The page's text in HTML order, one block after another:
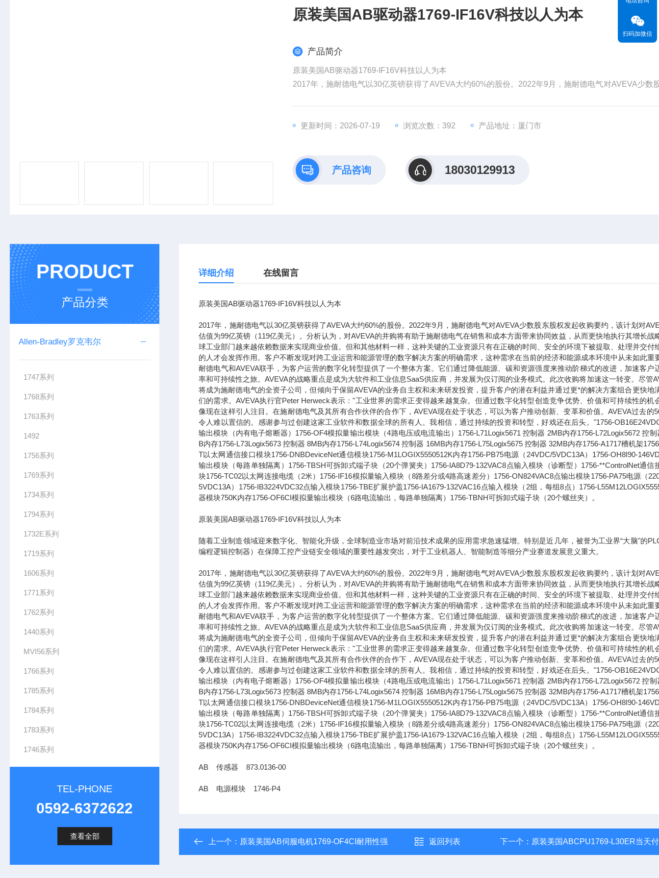
原装美国AB驱动器1769-IF16V科技以人为本
产品简介
原装美国AB驱动器1769-IF16V科技以人为本
2017年，施耐德电气以30亿英镑获得了AVEVA大约60%的股份。2022年9月，施耐德电气对AVEVA少数
全球工业部门越来越依赖数据来实现商业价值。但和其他材料一样
更新时间：2026-07-19 浏览次数：392 产品地址：厦门市
产品咨询 18030129913
PRODUCT
产品分类
Allen-Bradley罗克韦尔
1747系列
1768系列
1763系列
1492
1756系列
1769系列
1734系列
1794系列
1732E系列
1719系列
1606系列
1771系列
1762系列
1440系列
MVI56系列
1766系列
1785系列
1784系列
1783系列
1746系列
TEL-PHONE
0592-6372622
查看全部
详细介绍 在线留言
原装美国AB驱动器1769-IF16V科技以人为本
2017年，施耐德电气以30亿英镑获得了AVEVA大约60%的股份。2022年9月，施耐德电气对AVEVA少数股东股权发起收购要约，该计划对
估值为99亿英镑（119亿美元）。分析认为，对AVEVA的并购将有助于施耐德电气在销售和成本方面带来协同效益，从而更快地执行其增长战
球工业部门越来越依赖数据来实现商业价值。但和其他材料一样，这种关键的工业资源只有在正确的时间、安全的环境下被提取、处理并交付
的人才会发挥作用。客户不断发现对跨工业运营和能源管理的数字解决方案的明确需求，这种需求在当前的经济和能源成本环境中从未如此重
耐德电气和AVEVA联手，为客户运营的数字化转型提供了一个整体方案。它们通过降低能源、碳和资源强度来推动阶梯式的改进，加速客户
率和可持续性之旅。AVEVA的战略重点是成为大软件和工业信息SaaS供应商，并发展为仅订阅的业务模式。此次收购将加速这一转变。尽管
将成为施耐德电气的全资子公司，但倾向于保留AVEVA的业务自主权和未来研发投资，提升客户的潜在利益并通过更*的解决方案组合更快地
们的需求。AVEVA执行官Peter Herweck表示："工业世界的需求正变得越来越复杂。但通过数字化转型创造竞争优势、价值和可持续性的机
像现在这样引人注目。在施耐德电气及其所有合作伙伴的合作下，AVEVA现在处于状态，可以为客户推动创新、变革和价值。AVEVA过去的
令人难以置信的。感谢参与过创建这家工业软件和数据全球的所有人。我相信，通过持续的投资和转型，好戏还在后头。"1756-
输出模块（内有电子熔断器）1756-OF4模拟量输出模块（4路电压或电流输出）1756-L71Logix5671 控制器 2MB内存1756-L72Logix5672 控制
B内存1756-L73Logix5673 控制器 8MB内存1756-L74Logix5674 控制器 16MB内存1756-L75Logix5675 控制器 32MB内存1756-A1717槽机架
T以太网通信接口模块1756-DNBDeviceNet通信模块1756-M1LOGIX5550512K内存1756-PB75电源（24VDC/5VDC13A）1756-OH8I90-
输出模块（每路单独隔离）1756-TBSH可拆卸式端子块（20个弹簧夹）1756-IA8D79-132VAC8点输入模块（诊断型）1756-**ControlNet通信
块1756-TC02以太网连接电缆（2米）1756-IF16模拟量输入模块（8路差分或4路高速差分）1756-ON824VAC8点输出模块1756-PA75电源（
5VDC13A）1756-IB3224VDC32点输入模块1756-TBE扩展护盖1756-IA1679-132VAC16点输入模块（2组，每组8点）1756-
器模块750K内存1756-OF6CI模拟量输出模块（6路电流输出，每路单独隔离）1756-TBNH可拆卸式端子块（20个螺丝夹）。
原装美国AB驱动器1769-IF16V科技以人为本
随着工业制造领域迎来数字化、智能化升级，全球制造业市场对前沿技术成果的应用需求急速猛增。特别是近几年，被誉为工业界“大脑"的
编程逻辑控制器）在保障工控产业链安全领域的重要性越发突出，对于工业机器人、智能制造等细分产业赛道发展意义重大。
2017年，施耐德电气以30亿英镑获得了AVEVA大约60%的股份。2022年9月，施耐德电气对AVEVA少数股东股权发起收购要约，该计划对
估值为99亿英镑（119亿美元）。分析认为，对AVEVA的并购将有助于施耐德电气在销售和成本方面带来协同效益，从而更快地执行其增长战
球工业部门越来越依赖数据来实现商业价值。但和其他材料一样，这种关键的工业资源只有在正确的时间、安全的环境下被提取、处理并交付
的人才会发挥作用。客户不断发现对跨工业运营和能源管理的数字解决方案的明确需求，这种需求在当前的经济和能源成本环境中从未如此重
耐德电气和AVEVA联手，为客户运营的数字化转型提供了一个整体方案。它们通过降低能源、碳和资源强度来推动阶梯式的改进，加速客户
率和可持续性之旅。AVEVA的战略重点是成为大软件和工业信息SaaS供应商，并发展为仅订阅的业务模式。此次收购将加速这一转变。尽管
将成为施耐德电气的全资子公司，但倾向于保留AVEVA的业务自主权和未来研发投资，提升客户的潜在利益并通过更*的解决方案组合更快地
们的需求。AVEVA执行官Peter Herweck表示："工业世界的需求正变得越来越复杂。但通过数字化转型创造竞争优势、价值和可持续性的机
像现在这样引人注目。在施耐德电气及其所有合作伙伴的合作下，AVEVA现在处于状态，可以为客户推动创新、变革和价值。AVEVA过去的
令人难以置信的。感谢参与过创建这家工业软件和数据全球的所有人。我相信，通过持续的投资和转型，好戏还在后头。"1756-
输出模块（内有电子熔断器）1756-OF4模拟量输出模块（4路电压或电流输出）1756-L71Logix5671 控制器 2MB内存1756-L72Logix5672 控制
B内存1756-L73Logix5673 控制器 8MB内存1756-L74Logix5674 控制器 16MB内存1756-L75Logix5675 控制器 32MB内存1756-A1717槽机架
T以太网通信接口模块1756-DNBDeviceNet通信模块1756-M1LOGIX5550512K内存1756-PB75电源（24VDC/5VDC13A）1756-OH8I90-
输出模块（每路单独隔离）1756-TBSH可拆卸式端子块（20个弹簧夹）1756-IA8D79-132VAC8点输入模块（诊断型）1756-**ControlNet通信
块1756-TC02以太网连接电缆（2米）1756-IF16模拟量输入模块（8路差分或4路高速差分）1756-ON824VAC8点输出模块1756-PA75电源（
5VDC13A）1756-IB3224VDC32点输入模块1756-TBE扩展护盖1756-IA1679-132VAC16点输入模块（2组，每组8点）1756-
器模块750K内存1756-OF6CI模拟量输出模块（6路电流输出，每路单独隔离）1756-TBNH可拆卸式端子块（20个螺丝夹）。
AB 传感器 873.0136-00
AB 电源模块 1746-P4
上一个： 原装美国AB伺服电机1769-OF4CI耐用性强 返回列表 下一个： 原装美国ABCPU1769-L30ER当天
扫码加微信